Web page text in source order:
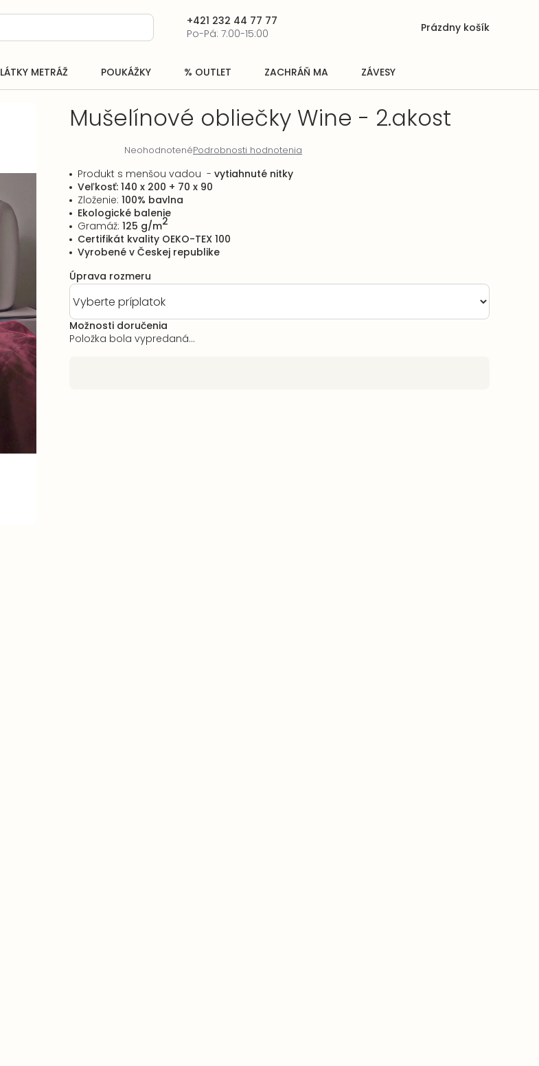
+421 232 44 77 77
Po-Pá: 7:00-15:00
Nákupný
Prázdny košík
LÁTKY METRÁŽ POUKÁŽKY % OUTLET ZACHRÁŇ MA ZÁVESY
Mušelínové obliečky Wine - 2.akost
hodnotenie
produktu
0,0
hviezdičiek.
NeohodnotenéPodrobnosti hodnotenia
Úprava rozmeru
Možnosti doručenia
Položka bola vypredaná…
Produkt s menšou vadou - vytiahnuté nitky
Veľkosť: 140 x 200 + 70 x 90
Zloženie: 100% bavlna
Ekologické balenie
Gramáž: 125 g/m2
Certifikát kvality OEKO-TEX 100
Vyrobené v Českej republike